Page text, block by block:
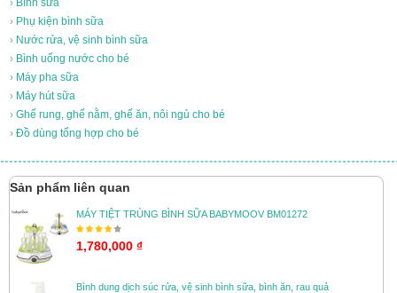
› Bình sữa
› Phụ kiện bình sữa
› Nước rửa, vệ sinh bình sữa
› Bình uống nước cho bé
› Máy pha sữa
› Máy hút sữa
› Ghế rung, ghế nằm, ghế ăn, nôi ngủ cho bé
› Đồ dùng tổng hợp cho bé
Sản phẩm liên quan
MÁY TIỆT TRÙNG BÌNH SỮA BABYMOOV BM01272
1,780,000 ₫
Bình dung dịch súc rửa, vệ sinh bình sữa, bình ăn, rau quả